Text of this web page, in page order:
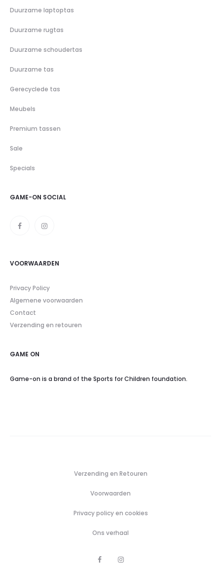
Duurzame laptoptas
Duurzame rugtas
Duurzame schoudertas
Duurzame tas
Gerecyclede tas
Meubels
Premium tassen
Sale
Specials
GAME-ON SOCIAL
VOORWAARDEN
Privacy Policy
Algemene voorwaarden
Contact
Verzending en retouren
GAME ON
Game-on is a brand of the Sports for Children foundation.
Verzending en Retouren
Voorwaarden
Privacy policy en cookies
Ons verhaal
F
I